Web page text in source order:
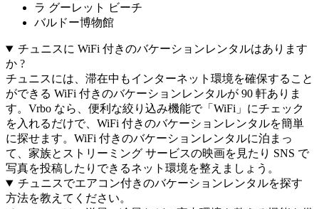
ラ グーレット ビーチ
バルドー博物館
チュニスに WiFi 付きのバケーションレンタルはあります
か ?
チュニスには、滞在中もインターネット環境を確保すること
ができる WiFi 付きのバケーションレンタルが 90 軒ありま
す。Vrbo なら、便利な絞り込み機能で「WiFi」にチェック
を入れるだけで、WiFi 付きのバケーションレンタルを簡単
に探せます。WiFi 付きのバケーションレンタルに泊まっ
て、家族とストリーミング サービスの映画を見たり SNS で
写真を投稿したりできるネット環境を整えましょう。
チュニスでエアコン付きのバケーションレンタルを探す
方法を教えてください。